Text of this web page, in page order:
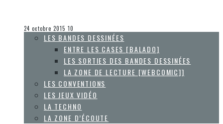
24 octobre 2015 10
LES BANDES DESSINÉES
ENTRE LES CASES [BALADO]
LES SORTIES DES BANDES DESSINÉES
LA ZONE DE LECTURE [WEBCOMIC]]
LES CONVENTIONS
LES JEUX VIDÉO
LA TECHNO
LA ZONE D’ÉCOUTE